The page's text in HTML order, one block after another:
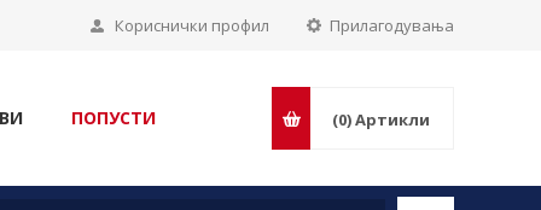
Прилагодувања
Кориснички профил
ПОПУСТИ (0)Артикли